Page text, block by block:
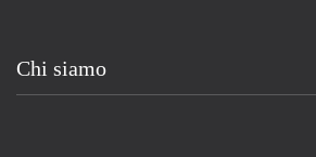
Chi siamo